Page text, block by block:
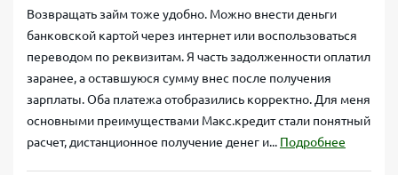
Возвращать займ тоже удобно. Можно внести деньги
банковской картой через интернет или воспользоваться
переводом по реквизитам. Я часть задолженности оплатил
заранее, а оставшуюся сумму внес после получения
зарплаты. Оба платежа отобразились корректно. Для меня
основными преимуществами Макс.кредит стали понятный
расчет, дистанционное получение денег и... Подробнее